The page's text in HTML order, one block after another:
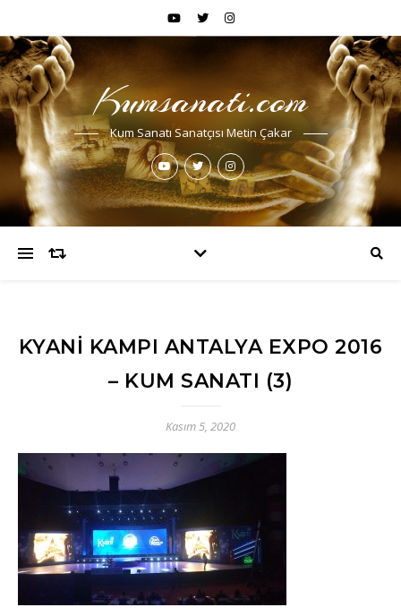
Kumsanati.com
Kum Sanatı Sanatçısı Metin Çakar
KYANI KAMPI ANTALYA EXPO 2016
– KUM SANATI (3)
Kasım 5, 2020